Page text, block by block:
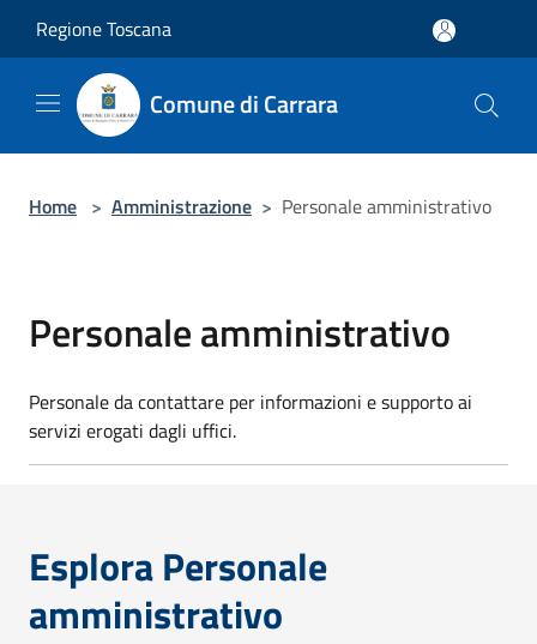
Regione Toscana
Comune di Carrara
Home > Amministrazione > Personale amministrativo
Personale amministrativo
Personale da contattare per informazioni e supporto ai
servizi erogati dagli uffici.
Esplora Personale
amministrativo